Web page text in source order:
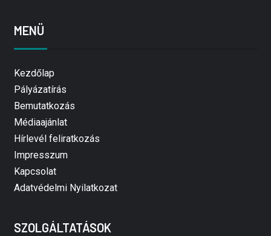
MENÜ
Kezdőlap
Pályázatírás
Bemutatkozás
Médiaajánlat
Hírlevél feliratkozás
Impresszum
Kapcsolat
Adatvédelmi Nyilatkozat
SZOLGÁLTATÁSOK